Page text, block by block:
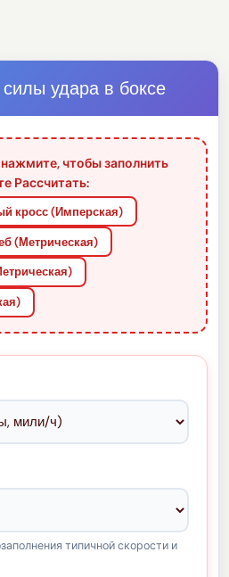
удара в боксе
чтобы заполнить
Рассчитать:
кросс (Имперская)
(Метрическая)
типичной скорости и